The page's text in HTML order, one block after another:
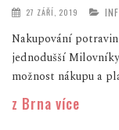
27 ZÁŘÍ, 2019
Nakupování potravin
jednodušší
možnost nákupu a
z Brna více